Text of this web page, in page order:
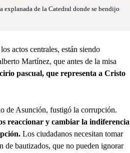
explanada de la Catedral donde se bendijo
actos centrales, están siendo
Martínez, que antes de la misa
pascual, que representa a Cristo
de Asunción, fustigó la corrupción.
reaccionar y cambiar la indiferencia
Los ciudadanos necesitan tomar
de bautizados, que no pueden ignorar